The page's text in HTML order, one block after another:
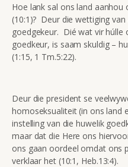
Hoe lank sal ons land aanhou
(10:1)? Deur die wettiging
goedgekeur. Dié wat vir
goedkeur, is saam skuldig –
(1:15, 1 Tm.5:22).
Deur die president se
homoseksualiteit (in ons land
instelling van die huwelik
maar dat die Here ons
ons gaan oordeel omdat ons
verklaar het (10:1, Heb.13:4).